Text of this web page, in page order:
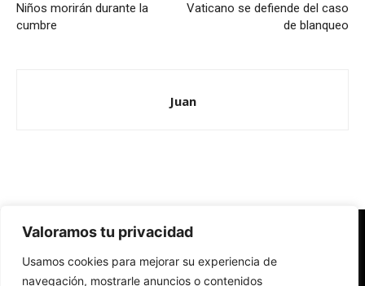
Valoramos tu privacidad
Usamos cookies para mejorar su experiencia de
navegación, mostrarle anuncios o contenidos
Niños morirán durante la
cumbre
Vaticano se defiende del caso
de blanqueo
Juan
Redes Cristianas
Una mirada alternativa sobre la Iglesia católica y la sociedad
- Colectivos de Redes Cristianas